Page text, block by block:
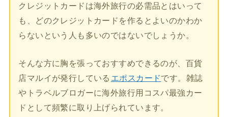
クレジットカードは海外旅行の必需品とはいって
も、どのクレジットカードを作るとよいのかわか
らないという人も多いのではないでしょうか。
そんな方に胸を張っておすすめできるのが、百貨
店マルイが発行している エポスカードです。雑誌
やトラベルブロガーに海外旅行用コスパ最強カー
ドとして頻繁に取り上げられています。